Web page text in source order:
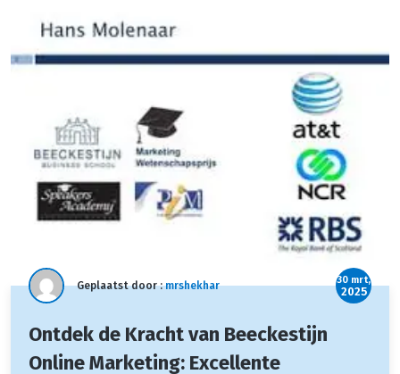
Geplaatst door :mrshekhar 30 mrt,
2025
Ontdek de Kracht van Beeckestijn
Online Marketing: Excellente